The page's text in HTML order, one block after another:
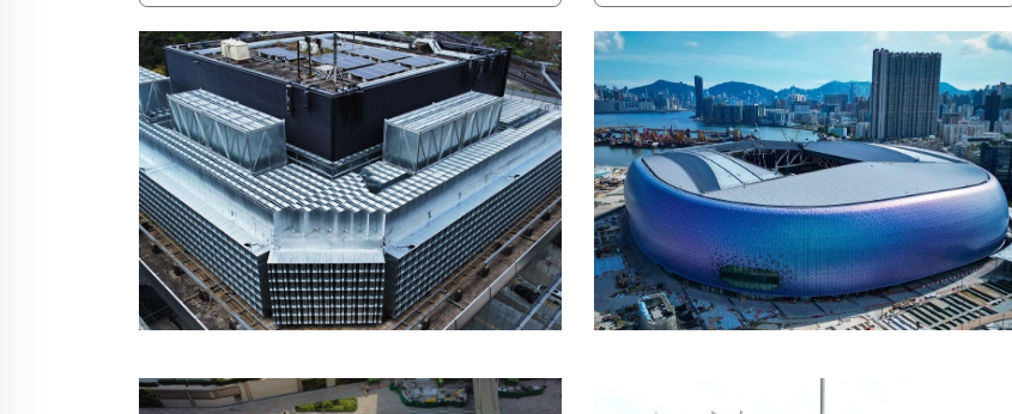
香港地鐵錦田辦公大樓